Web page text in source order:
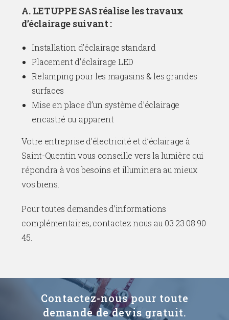
A. LETUPPE SAS réalise les travaux
d’éclairage suivant :
Installation d’éclairage standard
Placement d’éclairage LED
Relamping pour les magasins & les grandes
surfaces
Mise en place d’un système d’éclairage
encastré ou apparent
Votre entreprise d’électricité et d’éclairage à
Saint-Quentin vous conseille vers la lumière qui
répondra à vos besoins et illuminera au mieux
vos biens.
Pour toutes demandes d’informations
complémentaires, contactez nous au 03 23 08 90
45.
Contactez-nous pour toute
demande de devis gratuit.